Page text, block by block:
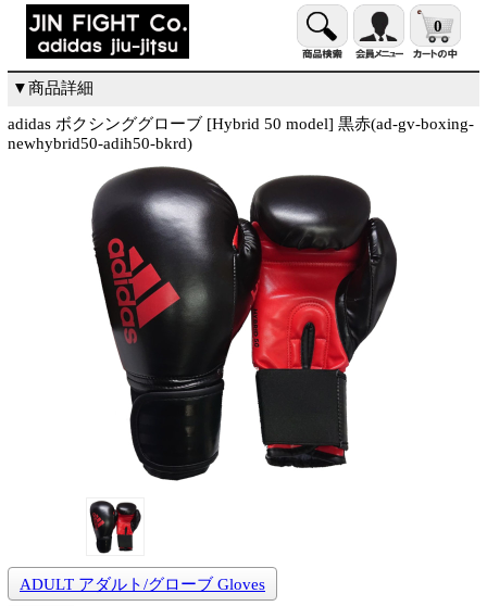
0
▼商品詳細
adidas ボクシンググローブ [Hybrid 50 model] 黒赤(ad-gv-boxing-
newhybrid50-adih50-bkrd)
ADULT アダルト/グローブ Gloves